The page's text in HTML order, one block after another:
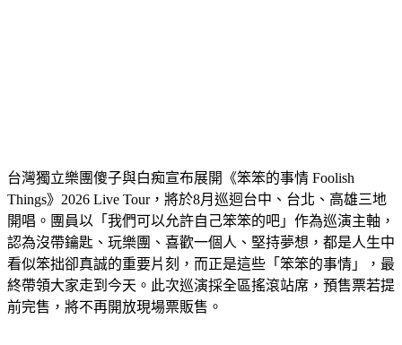
台灣獨立樂團傻子與白痴宣布展開《笨笨的事情 Foolish
Things》2026 Live Tour，將於8月巡迴台中、台北、高雄三地
開唱。團員以「我們可以允許自己笨笨的吧」作為巡演主軸，
認為沒帶鑰匙、玩樂團、喜歡一個人、堅持夢想，都是人生中
看似笨拙卻真誠的重要片刻，而正是這些「笨笨的事情」，最
終帶領大家走到今天。此次巡演採全區搖滾站席，預售票若提